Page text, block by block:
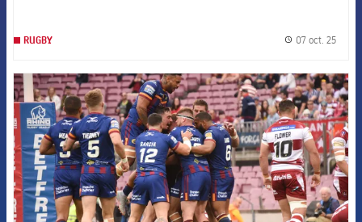
RUGBY 07 oct. 25
FCB Barcelona badge